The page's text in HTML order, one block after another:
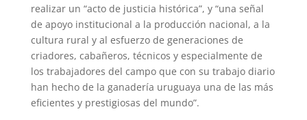
realizar un “acto de justicia histórica”, y “una señal
de apoyo institucional a la producción nacional, a la
cultura rural y al esfuerzo de generaciones de
criadores, cabañeros, técnicos y especialmente de
los trabajadores del campo que con su trabajo diario
han hecho de la ganadería uruguaya una de las más
eficientes y prestigiosas del mundo”.